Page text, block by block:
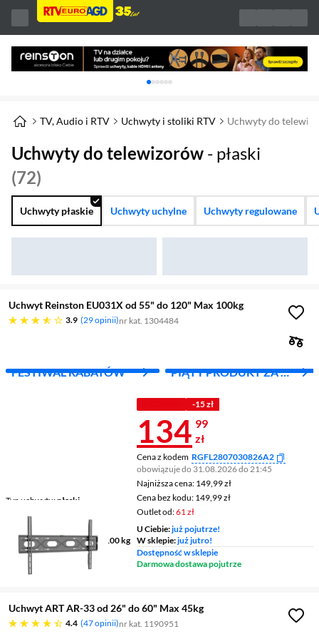
Karuzela z banerami, aktualny element 1 z
TV, Audio i RTV Uchwyty i stoliki RTV Uchwyty do
Uchwyty do telewizorów - płaski
(72)
Uchwyty płaskie Uchwyty uchylne Uchwyty regulowane
Uchwyt Reinston EU031X od 55" do 120" Max 100kg
3.9
3.9 gwiazdek 29 opinii nr kat. 1304484
FESTIWAL RABATÓW
PIĄTY PRODUKT ZA 1
Typ uchwytu płaski
Rekomendowana wielkość
ekranu
Maksymalna waga ekranu
100 kg
-15 zł
Cena 134,99
134 99
zł
Cena z kodem RGFL2807030826A2
obowiązuje do 31.08.2026 do 21:45
Najniższa cena: 149,99 zł
Najniższa cena: 149,99 zł
Cena bez kodu: 149,99 zł
Cena bez kodu: 149,99 zł
Outlet od:61 zł
U Ciebie:już pojutrze!
W sklepie:już jutro!
Dostępność w sklepie
Darmowa dostawa pojutrze
Uchwyt ART AR-33 od 26" do 60" Max 45kg
4.4
4.4 gwiazdek 47 opinii nr kat. 1190951